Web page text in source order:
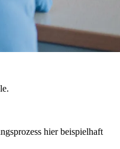
hier beispielhaft